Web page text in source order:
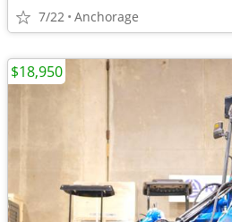
7/22 Anchorage
$18,950